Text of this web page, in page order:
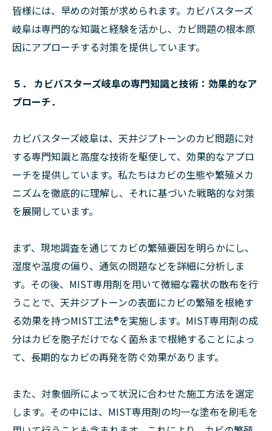
皆様には、早めの対策が求められます。カビバスターズ
岐阜は専門的な知識と経験を活かし、カビ問題の根本原
因にアプローチする対策を提供しています。
５． カビバスターズ岐阜の専門知識と技術：効果的なア
プローチ．
カビバスターズ岐阜は、天井ジプトーンのカビ問題に対
する専門知識と高度な技術を駆使して、効果的なアプロ
ーチを提供しています。私たちはカビの生態や繁殖メカ
ニズムを徹底的に理解し、それに基づいた戦略的な対策
を展開しています。
まず、現地調査を通じてカビの繁殖要因を明らかにし、
湿度や温度の偏り、通気の問題などを詳細に分析しま
す。その後、MIST専用剤を用いて微細な霧状の散布を行
うことで、天井ジプトーンの表面にカビの繁殖を根絶す
る効果を持つMIST工法®を実施します。MIST専用剤の成
分はカビを胞子だけでなく菌糸まで根絶することによっ
て、長期的なカビの再発を防ぐ効果があります。
また、対象個所によって状況に合わせた施工方法を選定
します。その中には、MIST専用剤の均一な塗布を刷毛を